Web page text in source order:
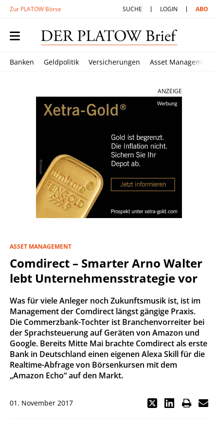
Zur PLATOW Börse SUCHE LOGIN ABO
Banken Geldpolitik Versicherungen Asset Management
ANZEIGE
ASSET MANAGEMENT
Comdirect – Smarter Arno Walter
lebt Unternehmensstrategie vor
Was für viele Anleger noch Zukunftsmusik ist, ist im
Management der Comdirect längst gängige Praxis.
Die Commerzbank-Tochter ist Branchenvorreiter bei
der Sprachsteuerung auf Geräten von Amazon und
Google. Bereits Mitte Mai brachte Comdirect als erste
Bank in Deutschland einen eigenen Alexa Skill für die
Realtime-Abfrage von Börsenkursen mit dem
„Amazon Echo“ auf den Markt.
01. November 2017